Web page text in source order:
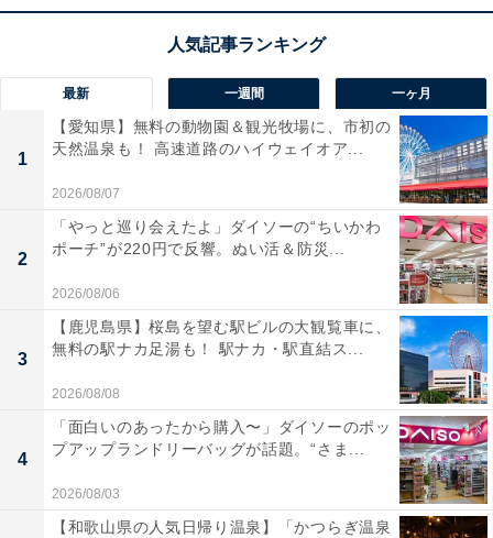
最新 一週間 一ヶ月
1
【愛知県】無料の動物園＆観光牧場に、市初の
天然温泉も！ 高速道路のハイウェイオア...
2026/08/07
2
「やっと巡り会えたよ」ダイソーの“ちいかわ
ポーチ”が220円で反響。ぬい活＆防災...
2026/08/06
3
【鹿児島県】桜島を望む駅ビルの大観覧車に、
無料の駅ナカ足湯も！ 駅ナカ・駅直結ス...
2026/08/08
4
「面白いのあったから購入〜」ダイソーのポッ
プアップランドリーバッグが話題。“さま...
2026/08/03
【和歌山県の人気日帰り温泉】「かつらぎ温泉